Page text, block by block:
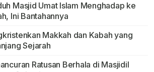
Masjid Umat Islam Menghadap ke
Ini Bantahannya
Makkah dan Kabah yang
Sejarah
Ratusan Berhala di Masjidil